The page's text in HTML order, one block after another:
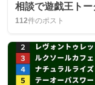
相談で遊戯王トー
112件のポスト